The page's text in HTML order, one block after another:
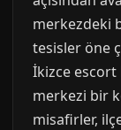
merkezdeki
tesisler öne
İkizce
merkezi bir
misafirler,